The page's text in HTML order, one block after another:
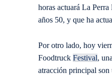
horas actuará La
años 50, y que ha
Por otro lado, hoy
Foodtruck Festival,
atracción principal son